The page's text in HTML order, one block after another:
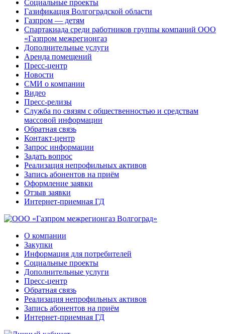
Социальные проекты
Газификация Волгоградской области
Газпром — детям
Спартакиада среди работников группы компаний ООО
«Газпром межрегионгаз
Дополнительные услуги
Аренда помещений
Пресс-центр
Новости
СМИ о компании
Видео
Пресс-релизы
Служба по связям с общественностью и средствам
массовой информации
Обратная связь
Контакт-центр
Запрос информации
Задать вопрос
Реализация непрофильных активов
Запись абонентов на приём
Оформление заявки
Отзыв заявки
Интернет-приемная ГД
О компании
Закупки
Информация для потребителей
Социальные проекты
Дополнительные услуги
Пресс-центр
Обратная связь
Реализация непрофильных активов
Запись абонентов на приём
Интернет-приемная ГД